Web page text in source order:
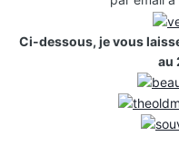
Ci-dessous, je vous
au